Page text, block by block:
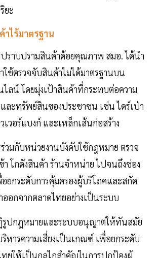
ยะ
าไร้มาตรฐาน
ปราบปรามสินค้าด้อยคุณภาพ สมอ. ได้นำ
ใช้ตรวจจับสินค้าไม่ได้มาตรฐานบน
ลน์ โดยมุ่งเป้าสินค้าที่กระทบต่อความ
ละทรัพย์สินของประชาชน เช่น ไดร์เป่า
วอร์แบงก์ และเหล็กเส้นก่อสร้าง
วมกับหน่วยงานบังคับใช้กฎหมาย ตรวจ
โกดังสินค้า ร้านจำหน่าย ไปจนถึงช่อง
ยกระดับการคุ้มครองผู้บริโภคและสกัด
อกจากตลาดไทยอย่างเป็นระบบ
รูปกฎหมายและระบบอนุญาตให้ทันสมัย
หารความเสี่ยงเป็นเกณฑ์ เพื่อยกระดับ
ทยให้เป็นกลไกสำคัญในการปกป้องผู้